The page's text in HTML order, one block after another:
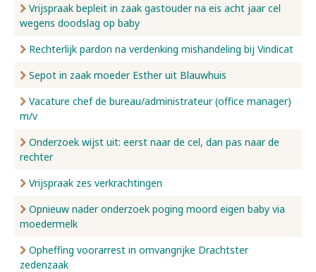
Vrijspraak bepleit in zaak gastouder na eis acht jaar cel
wegens doodslag op baby
Rechterlijk pardon na verdenking mishandeling bij Vindicat
Sepot in zaak moeder Esther uit Blauwhuis
Vacature chef de bureau/administrateur (office manager)
m/v
Onderzoek wijst uit: eerst naar de cel, dan pas naar de
rechter
Vrijspraak zes verkrachtingen
Opnieuw nader onderzoek poging moord eigen baby via
moedermelk
Opheffing voorarrest in omvangrijke Drachtster
zedenzaak